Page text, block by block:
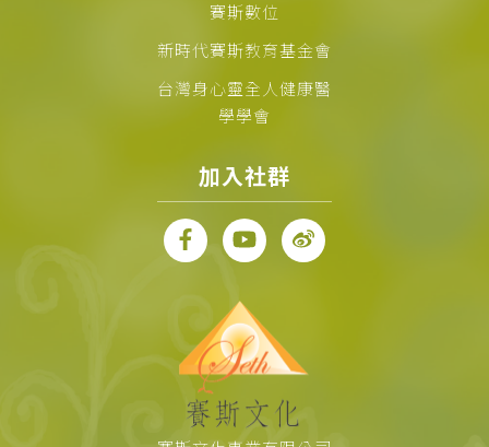
賽斯數位
新時代賽斯教育基金會
台灣身心靈全人健康醫
學學會
加入社群